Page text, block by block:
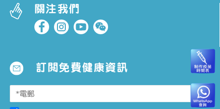
關注我們
訂閱免費健康資訊